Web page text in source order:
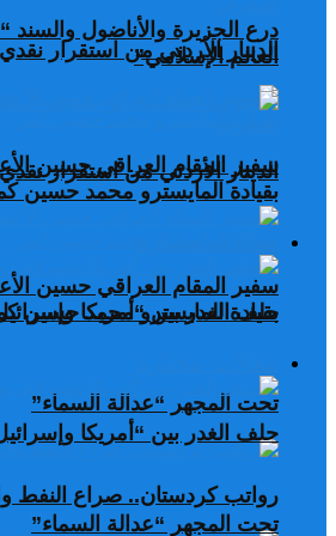
الدينار الأردني من استقرار
سفير المقام العراقي حسين
بقيادة المايسترو محمد حسين
حلف الغدر بين “أمريكا
تحت المجهر “عدالة السماء”
رواتب كردستان.. صراع النفط
درع الجزيرة والأناضول
العالم الإسلامي”
الدينار الأردني من استقرار
سفير المقام العراقي حسين
بقيادة المايسترو محمد حسين
حلف الغدر بين “أمريكا
تحت المجهر “عدالة السماء”